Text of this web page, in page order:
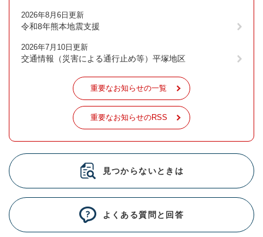
2026年8月6日更新
令和8年熊本地震支援
2026年7月10日更新
交通情報（災害による通行止め等）平塚地区
重要なお知らせの一覧
重要なお知らせのRSS
見つからないときは
よくある質問と回答